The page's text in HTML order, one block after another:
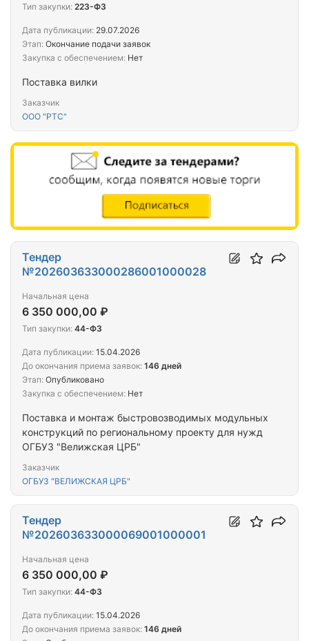
Поставка вилки
Заказчик
ООО "РТС"
Тип закупки: 223-ФЗ
Дата публикации: 29.07.2026
Этап: Окончание подачи заявок
Закупка с обеспечением: Нет
Поставка и монтаж быстровозводимых модульных
конструкций по региональному проекту для нужд
ОГБУЗ "Велижская ЦРБ"
Заказчик
ОГБУЗ "ВЕЛИЖСКАЯ ЦРБ"
Тендер
№202603633000286001000028
Начальная цена
6 350 000,00 ₽
Тип закупки: 44-ФЗ
Дата публикации: 15.04.2026
До окончания приема заявок: 146 дней
Этап: Опубликовано
Закупка с обеспечением: Нет
Тендер
№202603633000069001000001
Начальная цена
6 350 000,00 ₽
Тип закупки: 44-ФЗ
Дата публикации: 15.04.2026
До окончания приема заявок: 146 дней